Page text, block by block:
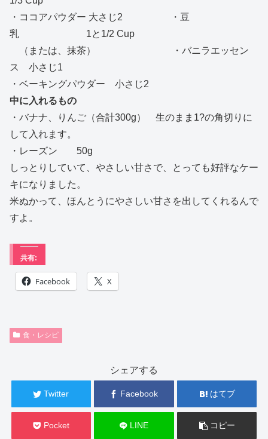
・ココアパウダー 大さじ2 ・豆
乳 1と1/2 Cup
（または、抹茶） ・バニラエッセン
ス 小さじ1
・ベーキングパウダー 小さじ2
中に入れるもの
・バナナ、りんご（合計300g） 生のまま1?の角切りに
して入れます。
・レーズン 50g
しっとりしていて、やさしい甘さで、とっても好評なケー
キになりました。
米ぬかって、ほんとうにやさしい甘さを出してくれるんで
すよ。
共有:
Facebook X
食・レシピ
シェアする
Twitter Facebook はてブ
Pocket LINE コピー